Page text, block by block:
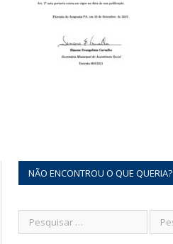
NÃO ENCONTROU O QUE QUERIA?